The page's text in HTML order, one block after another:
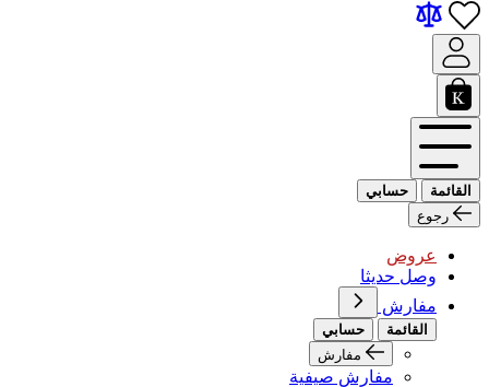
القائمة
حسابي
رجوع
عروض
وصل حديثا
مفارش
القائمة
حسابي
مفارش
مفارش صيفية